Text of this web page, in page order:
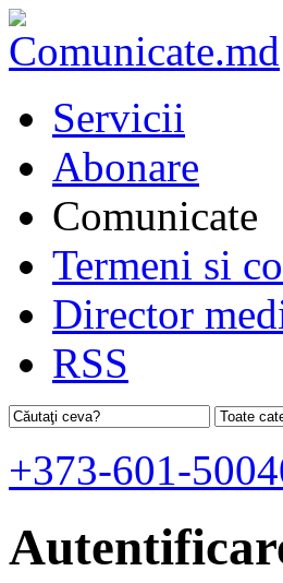
Servicii
Abonare
Comunicate
Termeni si
Director
RSS
+373-601-